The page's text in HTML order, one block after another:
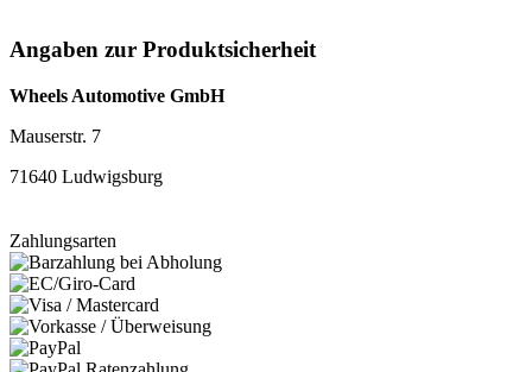
Angaben zur Produktsicherheit
Wheels Automotive GmbH
Mauserstr. 7
71640 Ludwigsburg
Zahlungsarten